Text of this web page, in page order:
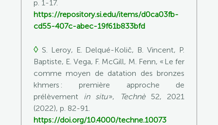
p. 1-17.
https://repository.si.edu/items/d0ca03fb-
cd55-407c-abec-19f61b833bfd
◊ S. Leroy, E. Delqué-Količ, B. Vincent, P.
Baptiste, E. Vega, F. McGill, M. Fenn, « Le fer
comme moyen de datation des bronzes
khmers : première approche de
prélèvement in situ», Technè52, 2021
(2022), p. 82-91.
https://doi.org/10.4000/techne.10073